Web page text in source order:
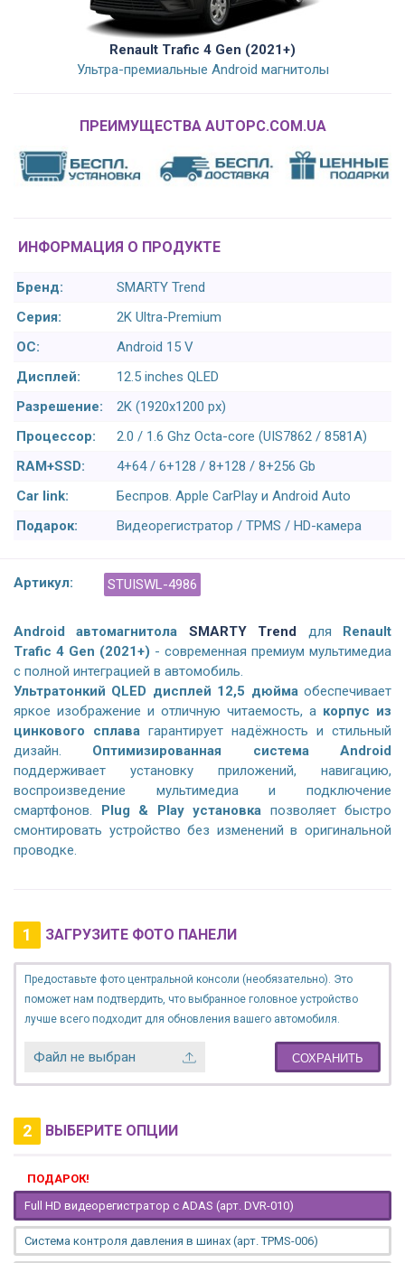
Renault Trafic 4 Gen (2021+)
Ультра-премиальные Android магнитолы
ПРЕИМУЩЕСТВА AUTOPC.COM.UA
ИНФОРМАЦИЯ О ПРОДУКТЕ
Бренд:
SMARTY Trend
Серия:
2K Ultra-Premium
ОС:
Android 15 V
Дисплей:
12.5 inches QLED
Разрешение:
2K (1920x1200 px)
Процессор:
2.0 / 1.6 Ghz Octa-core (UIS7862 / 8581A)
RAM+SSD:
4+64 / 6+128 / 8+128 / 8+256 Gb
Car link:
Беспров. Apple CarPlay и Android Auto
Подарок:
Видеорегистратор / TPMS / HD-камера
Артикул: STUISWL-4986
Android автомагнитола SMARTY Trend для Renault
Trafic 4 Gen (2021+) - современная премиум мультимедиа
с полной интеграцией в автомобиль.
Ультратонкий QLED дисплей 12,5 дюймаобеспечивает
яркое изображение и отличную читаемость, а корпус из
цинкового сплава гарантирует надёжность и стильный
дизайн. Оптимизированная система Android
поддерживает установку приложений, навигацию,
воспроизведение мультимедиа и подключение
смартфонов. Plug & Play установка позволяет быстро
смонтировать устройство без изменений в оригинальной
проводке.
1 ЗАГРУЗИТЕ ФОТО ПАНЕЛИ
Предоставьте фото центральной консоли (необязательно). Это
поможет нам подтвердить, что выбранное головное устройство
лучше всего подходит для обновления вашего автомобиля.
Файл не выбран СОХРАНИТЬ
2 ВЫБЕРИТЕ ОПЦИИ
ПОДАРОК!
Full HD видеорегистратор с ADAS (арт. DVR-010)
Система контроля давления в шинах (арт. TPMS-006)